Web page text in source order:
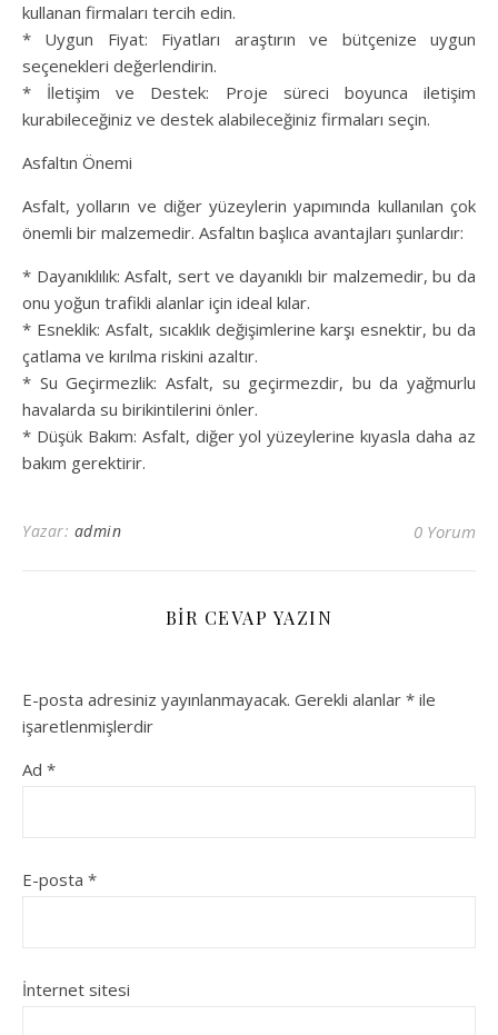
kullanan firmaları tercih edin.
* Uygun Fiyat: Fiyatları araştırın ve bütçenize uygun
seçenekleri değerlendirin.
* İletişim ve Destek: Proje süreci boyunca iletişim
kurabileceğiniz ve destek alabileceğiniz firmaları seçin.
Asfaltın Önemi
Asfalt, yolların ve diğer yüzeylerin yapımında kullanılan çok
önemli bir malzemedir. Asfaltın başlıca avantajları şunlardır:
* Dayanıklılık: Asfalt, sert ve dayanıklı bir malzemedir, bu da
onu yoğun trafikli alanlar için ideal kılar.
* Esneklik: Asfalt, sıcaklık değişimlerine karşı esnektir, bu da
çatlama ve kırılma riskini azaltır.
* Su Geçirmezlik: Asfalt, su geçirmezdir, bu da yağmurlu
havalarda su birikintilerini önler.
* Düşük Bakım: Asfalt, diğer yol yüzeylerine kıyasla daha az
bakım gerektirir.
Yazar: admin 0 Yorum
BIR CEVAP YAZIN
E-posta adresiniz yayınlanmayacak. Gerekli alanlar * ile
işaretlenmişlerdir
Ad *
E-posta *
İnternet sitesi